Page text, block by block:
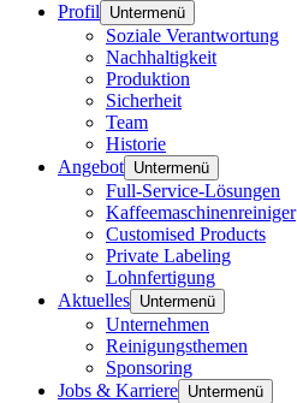
Profil Untermenü
Soziale Verantwortung
Nachhaltigkeit
Produktion
Sicherheit
Team
Historie
Angebot Untermenü
Full-Service-Lösungen
Kaffeemaschinenreiniger
Customised Products
Private Labeling
Lohnfertigung
Aktuelles Untermenü
Unternehmen
Reinigungsthemen
Sponsoring
Jobs & Karriere Untermenü